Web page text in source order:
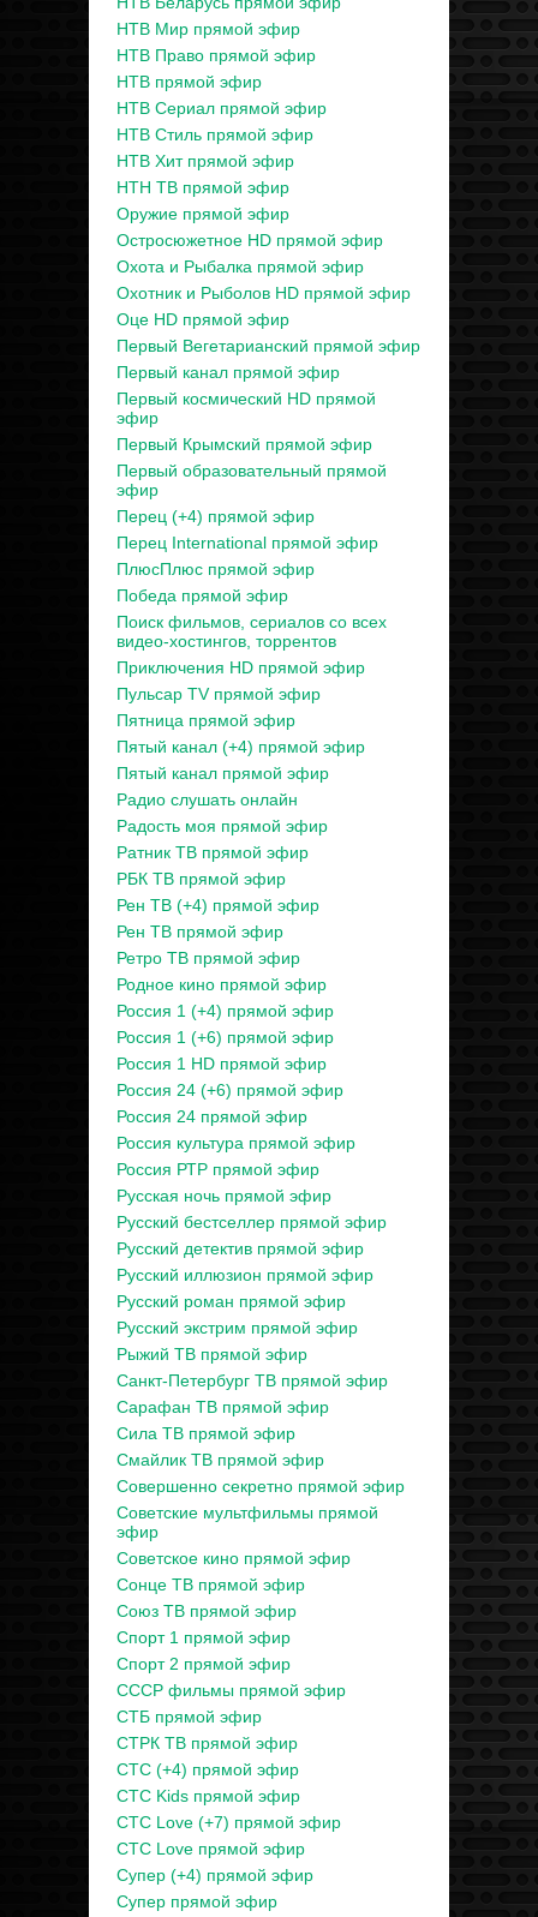
НТВ Мир прямой эфир
НТВ Право прямой эфир
НТВ прямой эфир
НТВ Сериал прямой эфир
НТВ Стиль прямой эфир
НТВ Хит прямой эфир
НТН ТВ прямой эфир
Оружие прямой эфир
Остросюжетное HD прямой эфир
Охота и Рыбалка прямой эфир
Охотник и Рыболов HD прямой эфир
Оце HD прямой эфир
Первый Вегетарианский прямой эфир
Первый канал прямой эфир
Первый космический HD прямой
эфир
Первый Крымский прямой эфир
Первый образовательный прямой
эфир
Перец (+4) прямой эфир
Перец International прямой эфир
ПлюсПлюс прямой эфир
Победа прямой эфир
Поиск фильмов, сериалов со всех
видео-хостингов, торрентов
Приключения HD прямой эфир
Пульсар TV прямой эфир
Пятница прямой эфир
Пятый канал (+4) прямой эфир
Пятый канал прямой эфир
Радио слушать онлайн
Радость моя прямой эфир
Ратник ТВ прямой эфир
РБК ТВ прямой эфир
Рен ТВ (+4) прямой эфир
Рен ТВ прямой эфир
Ретро ТВ прямой эфир
Родное кино прямой эфир
Россия 1 (+4) прямой эфир
Россия 1 (+6) прямой эфир
Россия 1 HD прямой эфир
Россия 24 (+6) прямой эфир
Россия 24 прямой эфир
Россия культура прямой эфир
Россия РТР прямой эфир
Русская ночь прямой эфир
Русский бестселлер прямой эфир
Русский детектив прямой эфир
Русский иллюзион прямой эфир
Русский роман прямой эфир
Русский экстрим прямой эфир
Рыжий ТВ прямой эфир
Санкт-Петербург ТВ прямой эфир
Сарафан ТВ прямой эфир
Сила ТВ прямой эфир
Смайлик ТВ прямой эфир
Совершенно секретно прямой эфир
Советские мультфильмы прямой
эфир
Советское кино прямой эфир
Сонце ТВ прямой эфир
Союз ТВ прямой эфир
Спорт 1 прямой эфир
Спорт 2 прямой эфир
СССР фильмы прямой эфир
СТБ прямой эфир
СТРК ТВ прямой эфир
СТС (+4) прямой эфир
СТС Kids прямой эфир
СТС Love (+7) прямой эфир
СТС Love прямой эфир
Супер (+4) прямой эфир
Супер прямой эфир